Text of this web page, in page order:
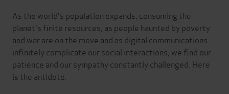
As the world's population expands, consuming the
planet's finite resources, as people haunted by poverty
and war are on the move and as digital communications
infinitely complicate our social interactions, we find our
patience and our sympathy constantly challenged. Here
is the antidote.